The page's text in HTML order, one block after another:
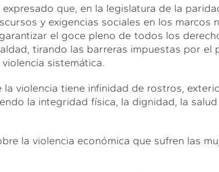
que, en la legislatura de la
y exigencias sociales en los marcos
el goce pleno de todos los
tirando las barreras impuestas por el
sistemática.
violencia tiene infinidad de rostros,
la integridad física, la dignidad, la salud
la violencia económica que sufren las